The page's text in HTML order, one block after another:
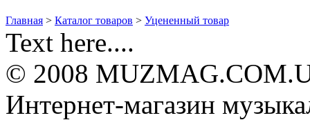
Главная > Каталог товаров > Уцененный товар
Text here....
© 2008
Интернет-магазин